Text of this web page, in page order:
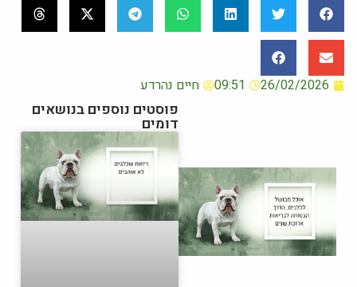
26/02/2026
09:51 חיים נהרדע
פוסטים נוספים בנושאים
דומים